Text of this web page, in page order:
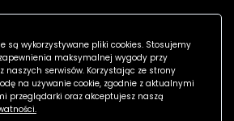
są wykorzystywane pliki cookies. Stosujemy
maksymalnej wygody przy
naszych serwisów. Korzystając ze strony
na używanie cookie, zgodnie z aktualnymi
przeglądarki oraz akceptujesz naszą